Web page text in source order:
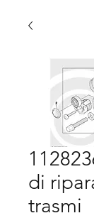
di
trasmi